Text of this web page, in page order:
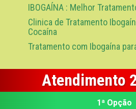
IBOGAÍNA : Melhor
Clinica de Tratamento
Cocaína
Tratamento com Ibogaína
Atendimento
1ª Opção